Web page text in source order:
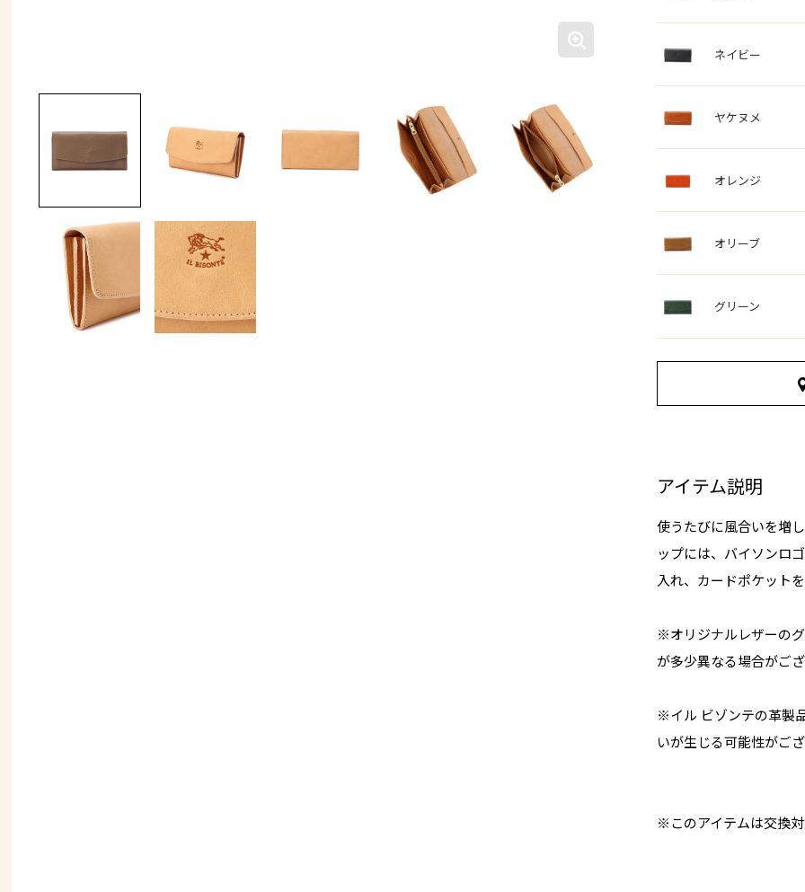
ネイビー
ヤケヌメ
オレンジ
オリーブ
グリーン
アイテム説明
使うたびに風合いを増
ップには、バイソンロ
入れ、カードポケット
※オリジナルレザーの
が多少異なる場合がご
※イル ビゾンテの革製
いが生じる可能性がご
※このアイテムは交換